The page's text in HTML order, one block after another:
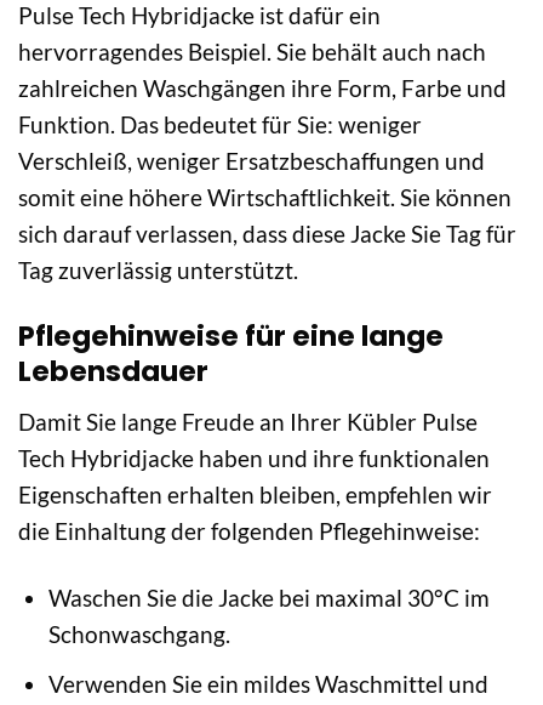
Pulse Tech Hybridjacke ist dafür ein
hervorragendes Beispiel. Sie behält auch nach
zahlreichen Waschgängen ihre Form, Farbe und
Funktion. Das bedeutet für Sie: weniger
Verschleiß, weniger Ersatzbeschaffungen und
somit eine höhere Wirtschaftlichkeit. Sie können
sich darauf verlassen, dass diese Jacke Sie Tag für
Tag zuverlässig unterstützt.
Pflegehinweise für eine lange
Lebensdauer
Damit Sie lange Freude an Ihrer Kübler Pulse
Tech Hybridjacke haben und ihre funktionalen
Eigenschaften erhalten bleiben, empfehlen wir
die Einhaltung der folgenden Pflegehinweise:
Waschen Sie die Jacke bei maximal 30°C im
Schonwaschgang.
Verwenden Sie ein mildes Waschmittel und